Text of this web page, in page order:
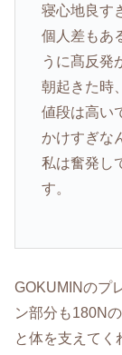
寝心地良す
個人差もあ
うに髙反発
朝起きた時
値段は高い
かけすぎな
私は奮発し
す。
GOKUMINのプ
ン部分も180N
と体を支えてく